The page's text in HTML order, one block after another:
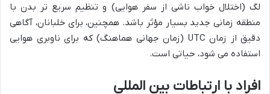
لگ (اختلال خواب ناشی از سفر هوایی) و تنظیم سریع تر بدن با
منطقه زمانی جدید بسیار مؤثر باشد. همچنین، برای خلبانان، آگاهی
دقیق از زمان UTC (زمان جهانی هماهنگ) که برای ناوبری هوایی
استفاده می شود، حیاتی است.
افراد با ارتباطات بین المللی